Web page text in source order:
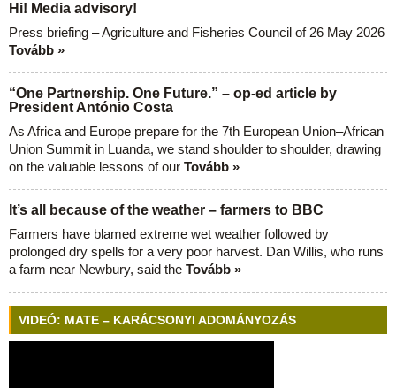
Hi! Media advisory!
Press briefing – Agriculture and Fisheries Council of 26 May 2026
Tovább »
“One Partnership. One Future.” – op-ed article by
President António Costa
As Africa and Europe prepare for the 7th European Union–African
Union Summit in Luanda, we stand shoulder to shoulder, drawing
on the valuable lessons of our Tovább »
It’s all because of the weather – farmers to BBC
Farmers have blamed extreme wet weather followed by
prolonged dry spells for a very poor harvest. Dan Willis, who runs
a farm near Newbury, said the Tovább »
VIDEÓ: MATE – KARÁCSONYI ADOMÁNYOZÁS